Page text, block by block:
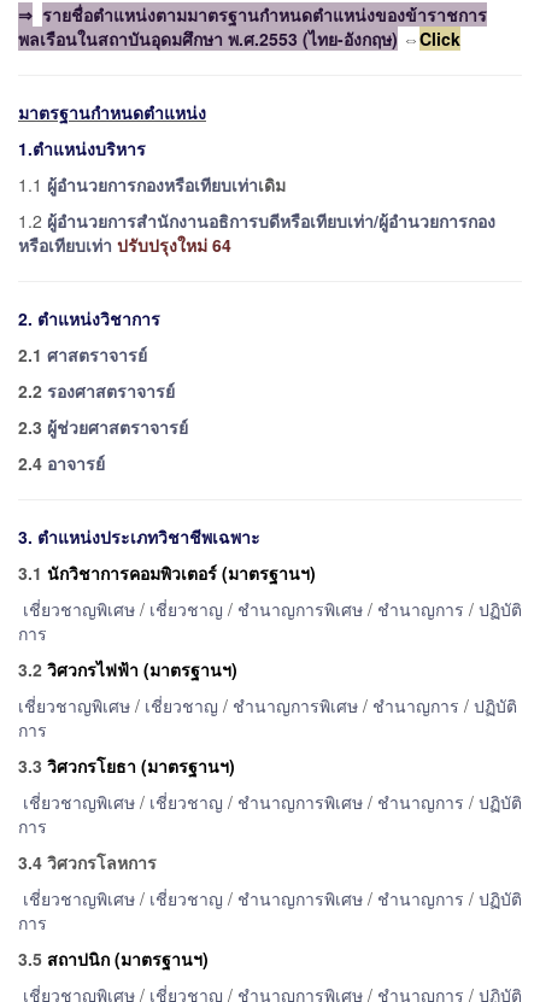
⇒ รายชื่อตำแหน่งตามมาตรฐานกำหนดตำแหน่งของข้าราชการ
พลเรือนในสถาบันอุดมศึกษา พ.ศ.2553 (ไทย-อังกฤษ) ⇔Click
มาตรฐานกำหนดตำแหน่ง
1.ตำแหน่งบริหาร
1.1 ผู้อำนวยการกองหรือเทียบเท่าเดิม
1.2 ผู้อำนวยการสำนักงานอธิการบดีหรือเทียบเท่า/ผู้อำนวยการกอง
หรือเทียบเท่า ปรับปรุงใหม่ 64
2. ตำแหน่งวิชาการ
2.1 ศาสตราจารย์
2.2 รองศาสตราจารย์
2.3 ผู้ช่วยศาสตราจารย์
2.4 อาจารย์
3. ตำแหน่งประเภทวิชาชีพเฉพาะ
3.1 นักวิชาการคอมพิวเตอร์ (มาตรฐานฯ)
เชี่ยวชาญพิเศษ / เชี่ยวชาญ / ชำนาญการพิเศษ / ชำนาญการ / ปฏิบัติ
การ
3.2 วิศวกรไฟฟ้า (มาตรฐานฯ)
เชี่ยวชาญพิเศษ / เชี่ยวชาญ / ชำนาญการพิเศษ / ชำนาญการ / ปฏิบัติ
การ
3.3 วิศวกรโยธา (มาตรฐานฯ)
เชี่ยวชาญพิเศษ / เชี่ยวชาญ / ชำนาญการพิเศษ / ชำนาญการ / ปฏิบัติ
การ
3.4 วิศวกรโลหการ
เชี่ยวชาญพิเศษ / เชี่ยวชาญ / ชำนาญการพิเศษ / ชำนาญการ / ปฏิบัติ
การ
3.5 สถาปนิก (มาตรฐานฯ)
เชี่ยวชาญพิเศษ / เชี่ยวชาญ / ชำนาญการพิเศษ / ชำนาญการ / ปฏิบัติ